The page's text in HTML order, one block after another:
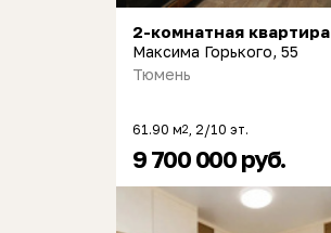
2-комнатная квартира
Максима Горького, 55
Тюмень
61.90 м2, 2/10 эт.
9 700 000 руб.